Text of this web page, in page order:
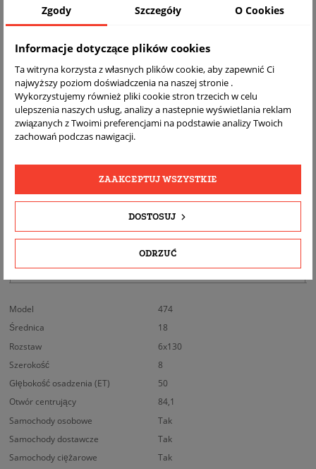
DARMOWA
WYSYŁKA
BEZPŁATNY
ZWROT
REALNE
ZDJĘCIA
OPIS
BEZPIECZEŃSTWO PRODUKTU
Model
474
Średnica
18
Rozstaw
6x130
Szerokość
8
Głębokość osadzenia (ET)
50
Otwór centrujący
84,1
Samochody osobowe
Tak
Samochody dostawcze
Tak
Samochody ciężarowe
Tak
Zgody Szczegóły O Cookies
Informacje dotyczące plików cookies
Ta witryna korzysta z własnych plików cookie, aby zapewnić Ci
najwyższy poziom doświadczenia na naszej stronie .
Wykorzystujemy również pliki cookie stron trzecich w celu
ulepszenia naszych usług, analizy a nastepnie wyświetlania reklam
związanych z Twoimi preferencjami na podstawie analizy Twoich
zachowań podczas nawigacji.
ODRZUĆ
DOSTOSUJ
ZAAKCEPTUJ WSZYSTKIE